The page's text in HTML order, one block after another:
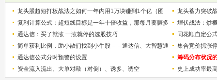
龙头股超短打板战法之如何一年内用1万块赚到1个亿（图
解）
龙头蓄力突破
的技巧（图解
复利计算公式：超短线目标是一年十倍收益，那每月要赚多
少？
埋伏战法：炒
通达信：买了就涨 一涨就停的选股技巧
同花顺自定公
简单获利比例，助小散们找到小牛股－－通达信、大智慧通
用
集合竞价抓涨
通达信公式分时预警的设置
筹码分布状况
资金流入流出、大单对敲（对倒）、诱多、诱空
史上成功率最